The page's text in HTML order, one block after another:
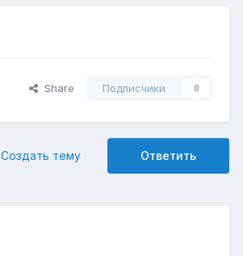
Share Подписчики 0
Ответить
Создать тему